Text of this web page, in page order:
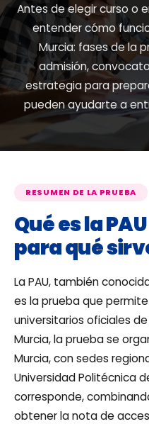
Antes de elegir curso o
entender cómo
Murcia: fases de la
admisión,
estrategia para
pueden ayudarte a
RESUMEN DE LA PRUEBA
Qué es la
para qué
La PAU, también
es la prueba que
universitarios oficiales
Murcia, la prueba se
Murcia, con sedes
Universidad Politécnica
corresponde,
obtener la nota de